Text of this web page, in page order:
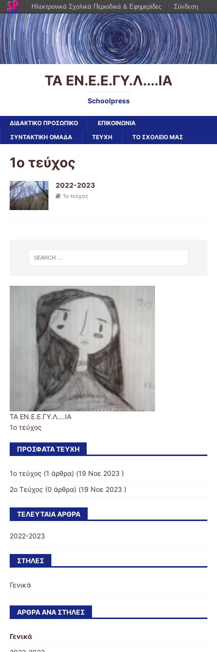
ΤΑ ΕΝ.Ε.Ε.ΓΥ.Λ....ΙΑ
Schoolpress
ΔΙΔΑΚΤΙΚΟ ΠΡΟΣΩΠΙΚΟ
ΕΠΙΚΟΙΝΩΝΙΑ
ΣΥΝΤΑΚΤΙΚΗ ΟΜΑΔΑ
ΤΕΥΧΗ ΤΟ ΣΧΟΛΕΙΟ ΜΑΣ
1ο τεύχος
2022-2023
1ο τεύχος
ΤΑ ΕΝ.Ε.Ε.ΓΥ.Λ....ΙΑ
1ο τεύχος
ΠΡΌΣΦΑΤΑ ΤΕΎΧΗ
1ο τεύχος (1 άρθρα) (19 Νοε 2023 )
2ο Τεύχος (0 άρθρα) (19 Νοε 2023 )
ΤΕΛΕΥΤΑΊΑ ΆΡΘΡΑ
2022-2023
ΣΤΉΛΕΣ
Γενικά
ΆΡΘΡΑ ΑΝΆ ΣΤΉΛΕΣ
Γενικά
Ηλεκτρονικά Σχολικά Περιοδικά & Εφημερίδες Σύνδεση